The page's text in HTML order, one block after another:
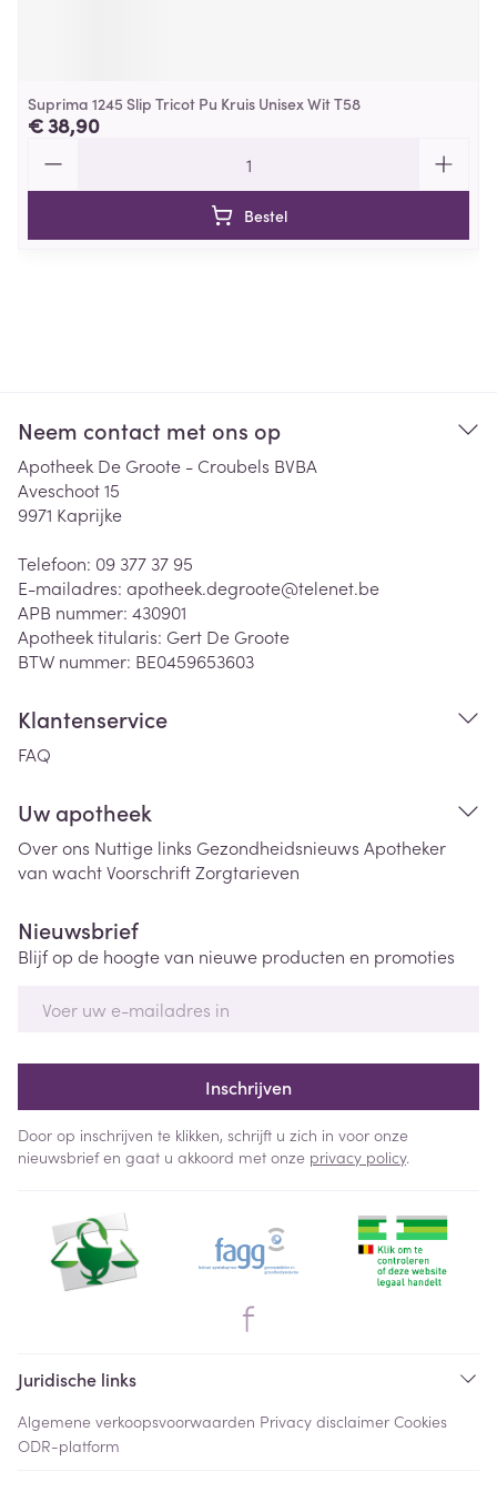
Suprima 1245 Slip Tricot Pu Kruis Unisex Wit T58
€ 38,90
Bestel
Neem contact met ons op
Apotheek De Groote - Croubels BVBA
Aveschoot 15
9971 Kaprijke
Telefoon: 09 377 37 95
E-mailadres: apotheek.degroote@telenet.be
APB nummer: 430901
Apotheek titularis: Gert De Groote
BTW nummer: BE0459653603
Klantenservice
FAQ
Uw apotheek
Over ons Nuttige links Gezondheidsnieuws Apotheker
van wachtVoorschriftZorgtarieven
Nieuwsbrief
Blijf op de hoogte van nieuwe producten en promoties
Inschrijven
Door op inschrijven te klikken, schrijft u zich in voor onze
nieuwsbrief en gaat u akkoord met onze privacy policy.
Juridische links
Algemene verkoopsvoorwaarden Privacy disclaimer Cookies
ODR-platform